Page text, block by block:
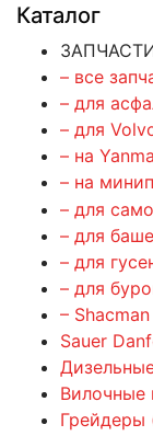
Каталог
– все
– для
– для
– на
– на
– для
– для
– для
– для
– Shacman
Sauer
Вилочные
Грейдеры